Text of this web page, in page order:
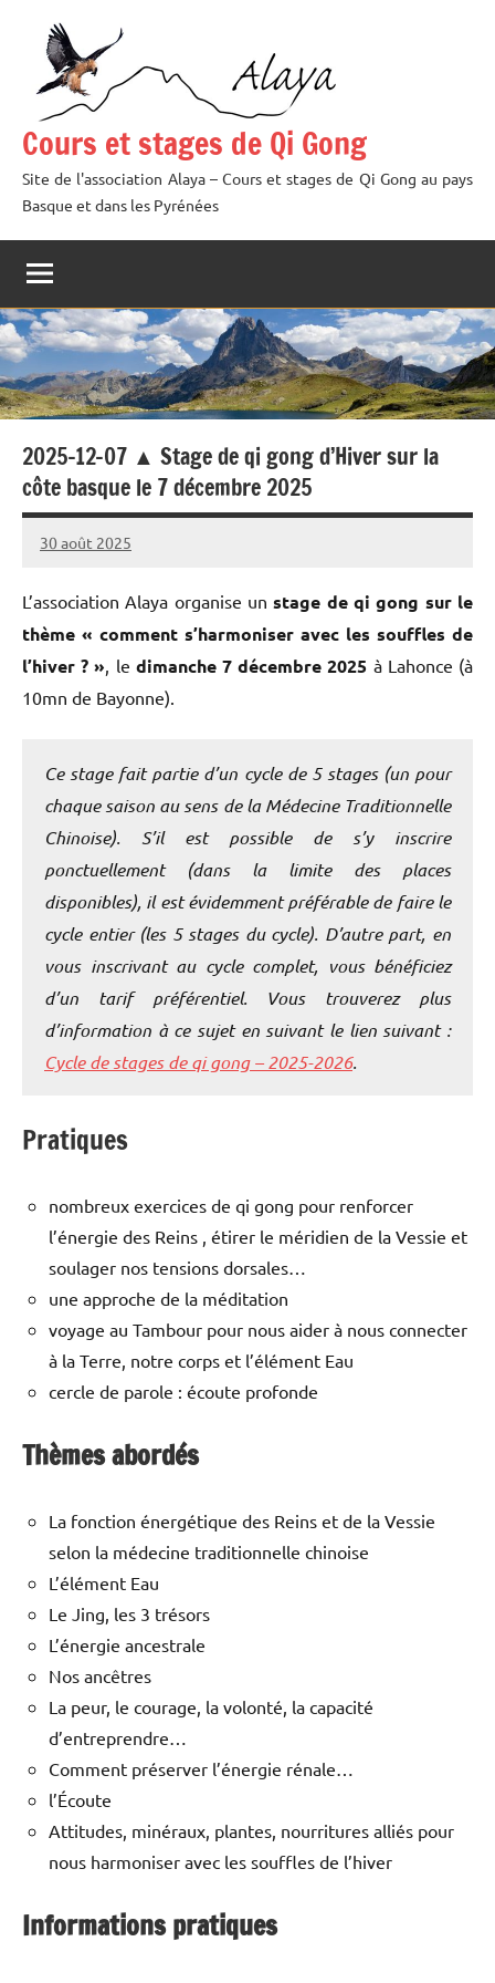
contenu
Cours et stages de Qi Gong
Site de l'association Alaya – Cours et stages de Qi Gong au pays
Basque et dans les Pyrénées
2025-12-07 ▲ Stage de qi gong d’Hiver sur la
côte basque le 7 décembre 2025
30 août 2025
QGAlaya64admin
L’association Alaya organise unstage de qi gong sur le
thème « comment s’harmoniser avec les souffles de
l’hiver ? », le dimanche 7 décembre 2025 à Lahonce (à
10mn de Bayonne).
Ce stage fait partie d’un cycle de 5 stages (un pour
chaque saison au sens de la Médecine Traditionnelle
Chinoise). S’il est possible de s’y inscrire
ponctuellement (dans la limite des places
disponibles), il est évidemment préférable de faire le
cycle entier (les 5 stages du cycle). D’autre part, en
vous inscrivant au cycle complet, vous bénéficiez
d’un tarif préférentiel. Vous trouverez plus
d’information à ce sujet en suivant le lien suivant :
Cycle de stages de qi gong – 2025-2026.
Pratiques
nombreux exercices de qi gong pour renforcer
l’énergie des Reins , étirer le méridien de la Vessie et
soulager nos tensions dorsales…
une approche de la méditation
voyage au Tambour pour nous aider à nous connecter
à la Terre, notre corps et l’élément Eau
cercle de parole : écoute profonde
Thèmes abordés
La fonction énergétique des Reins et de la Vessie
selon la médecine traditionnelle chinoise
L’élément Eau
Le Jing, les 3 trésors
L’énergie ancestrale
Nos ancêtres
La peur, le courage, la volonté, la capacité
d’entreprendre…
Comment préserver l’énergie rénale…
l’Écoute
Attitudes, minéraux, plantes, nourritures alliés pour
nous harmoniser avec les souffles de l’hiver
Informations pratiques